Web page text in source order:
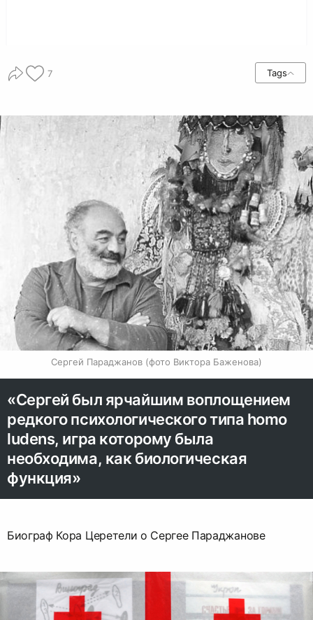
7 Tags
Сергей Параджанов (фото Виктора Баженова)
«Сергей был ярчайшим воплощением
редкого психологического типа homo
ludens, игра которому была
необходима, как биологическая
функция»
Биограф Кора Церетели о Сергее Параджанове